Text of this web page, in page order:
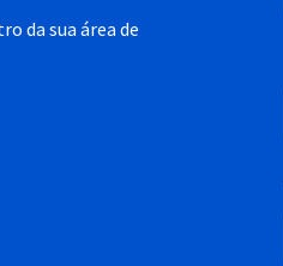
da sua área de